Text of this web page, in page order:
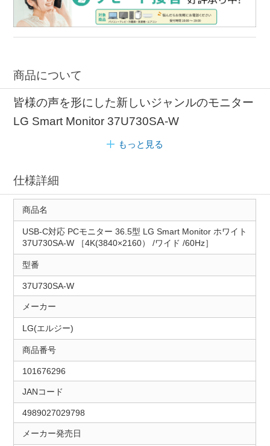
商品について
皆様の声を形にした新しいジャンルのモニター
LG Smart Monitor 37U730SA-W
もっと見る
仕様詳細
商品名
USB-C対応 PCモニター 36.5型 LG Smart Monitor ホワイト
37U730SA-W ［4K(3840×2160） /ワイド /60Hz］
型番
37U730SA-W
メーカー
LG(エルジー)
商品番号
101676296
JANコード
4989027029798
メーカー発売日